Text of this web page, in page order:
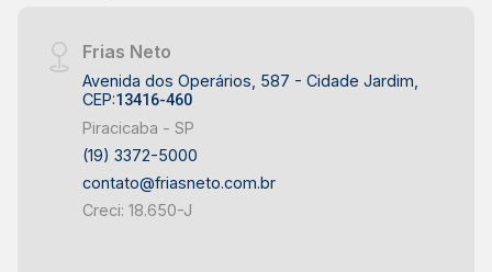
Frias Neto
Avenida dos Operários, 587 - Cidade Jardim,
CEP:13416-460
Piracicaba - SP
(19) 3372-5000
contato@friasneto.com.br
Creci: 18.650-J